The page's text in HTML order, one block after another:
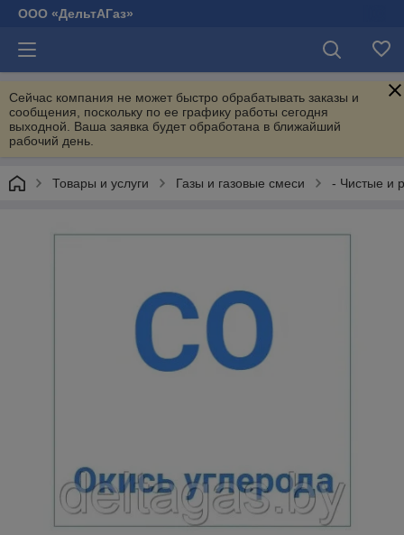
ООО «ДельтАГаз»
Сейчас компания не может быстро обрабатывать заказы и
сообщения, поскольку по ее графику работы сегодня
выходной. Ваша заявка будет обработана в ближайший
рабочий день.
Товары и услуги Газы и газовые смеси - Чистые и